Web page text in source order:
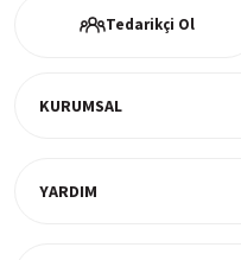
Tedarikçi Ol
KURUMSAL
YARDIM